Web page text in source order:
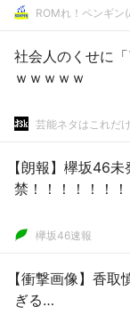
ROMれ！ペンギン
社会人のくせに
ｗｗｗｗｗ
芸能ネタはこれだ
【朗報】欅坂46
禁！！！！！！！
欅坂46速報
【衝撃画像】香
ぎる…